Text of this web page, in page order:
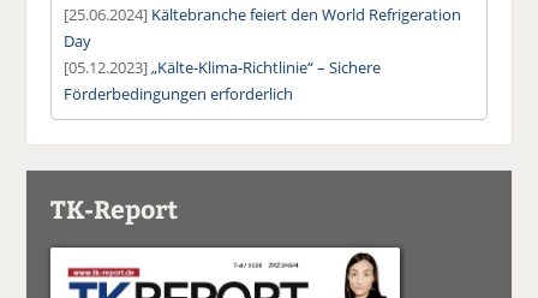
[25.06.2024] Kältebranche feiert den World Refrigeration
Day
[05.12.2023]„Kälte-Klima-Richtlinie“ – Sichere
Förderbedingungen erforderlich
TK-Report